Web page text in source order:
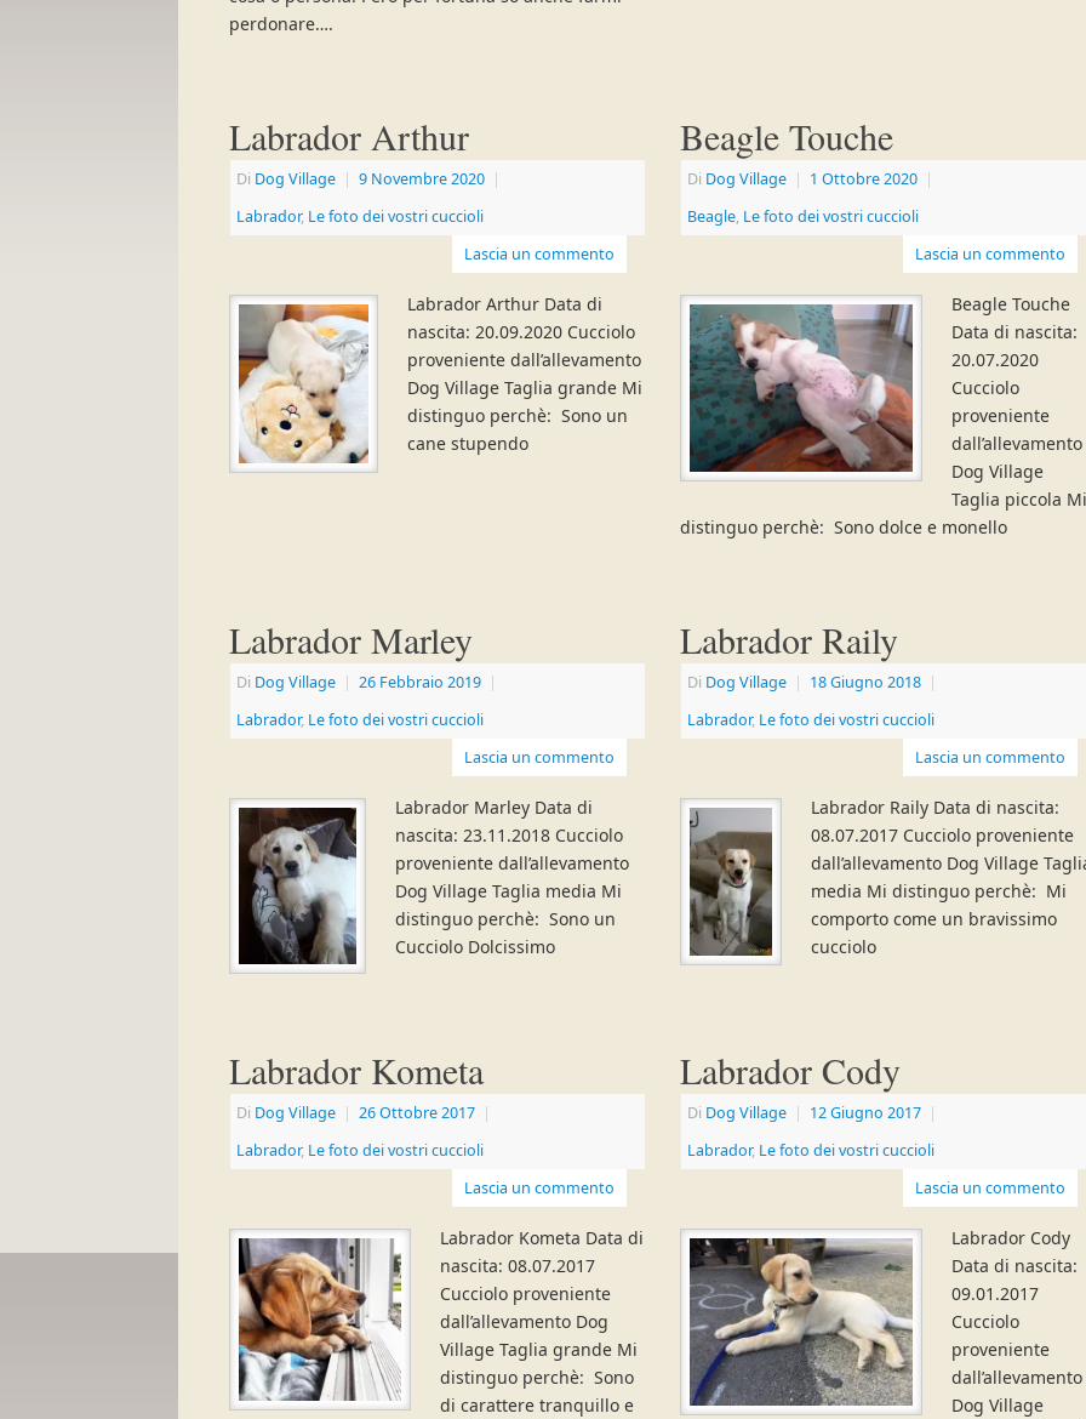
perdonare….
Labrador Arthur
Di Dog Village | 9 Novembre 2020 |
Labrador, Le foto dei vostri cuccioli
Lascia un commento
Labrador Arthur Data di
nascita: 20.09.2020 Cucciolo
proveniente dall’allevamento
Dog Village Taglia grande Mi
distinguo perchè: Sono un
cane stupendo
Beagle Touche
Di Dog Village | 1 Ottobre 2020 |
Beagle, Le foto dei vostri cuccioli
Lascia un commento
Beagle Touche
Data di nascita:
20.07.2020
Cucciolo
proveniente
dall’allevamento
Dog Village
Taglia piccola
distinguo perchè: Sono dolce e monello
Labrador Marley
Di Dog Village | 26 Febbraio 2019 |
Labrador, Le foto dei vostri cuccioli
Lascia un commento
Labrador Marley Data di
nascita: 23.11.2018 Cucciolo
proveniente dall’allevamento
Dog Village Taglia media Mi
distinguo perchè: Sono un
Cucciolo Dolcissimo
Labrador Raily
Di Dog Village | 18 Giugno 2018 |
Labrador, Le foto dei vostri cuccioli
Lascia un commento
Labrador Raily Data di nascita:
08.07.2017 Cucciolo proveniente
dall’allevamento Dog Village
media Mi distinguo perchè: Mi
comporto come un bravissimo
cucciolo
Labrador Kometa
Di Dog Village | 26 Ottobre 2017 |
Labrador, Le foto dei vostri cuccioli
Lascia un commento
Labrador Kometa Data di
nascita: 08.07.2017
Cucciolo proveniente
dall’allevamento Dog
Village Taglia grande Mi
distinguo perchè: Sono
di carattere tranquillo e
Labrador Cody
Di Dog Village | 12 Giugno 2017 |
Labrador, Le foto dei vostri cuccioli
Lascia un commento
Labrador Cody
Data di nascita:
09.01.2017
Cucciolo
proveniente
dall’allevamento
Dog Village